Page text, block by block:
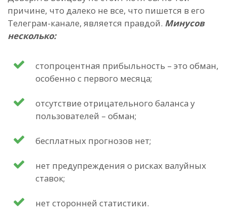
причине, что далеко не все, что пишется в его
Телеграм-канале, является правдой. Минусов
несколько:
стопроцентная прибыльность – это обман,
особенно с первого месяца;
отсутствие отрицательного баланса у
пользователей – обман;
бесплатных прогнозов нет;
нет предупреждения о рисках валуйных
ставок;
нет сторонней статистики.